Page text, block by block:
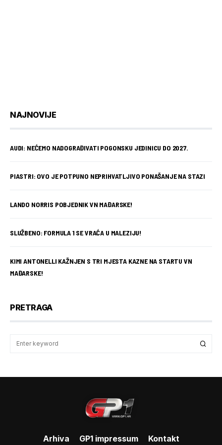
NAJNOVIJE
AUDI: NEĆEMO NADOGRAĐIVATI POGONSKU JEDINICU DO 2027.
PIASTRI: OVO JE POTPUNO NEPRIHVATLJIVO PONAŠANJE NA STAZI
LANDO NORRIS POBJEDNIK VN MAĐARSKE!
SLUŽBENO: FORMULA 1 SE VRAĆA U MALEZIJU!
KIMI ANTONELLI KAŽNJEN S TRI MJESTA KAZNE NA STARTU VN
MAĐARSKE!
PRETRAGA
Arhiva GP1 impressum Kontakt